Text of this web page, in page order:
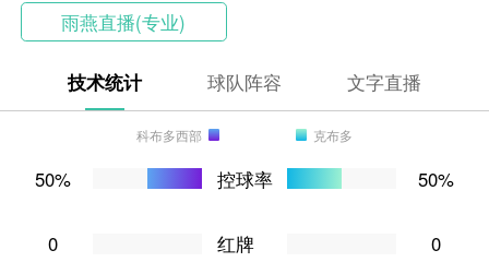
雨燕直播(专业)
技术统计 球队阵容 文字直播
科布多西部 克布多
50% 控球率 50%
0 红牌 0